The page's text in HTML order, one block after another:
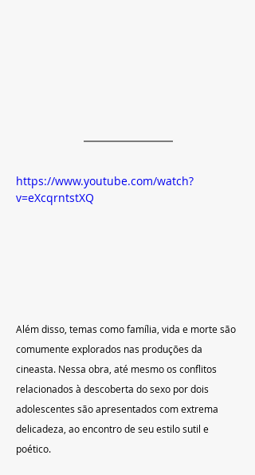
https://www.youtube.com/watch?
v=eXcqrntstXQ
Além disso, temas como família, vida e morte são
comumente explorados nas produções da
cineasta. Nessa obra, até mesmo os conflitos
relacionados à descoberta do sexo por dois
adolescentes são apresentados com extrema
delicadeza, ao encontro de seu estilo sutil e
poético.